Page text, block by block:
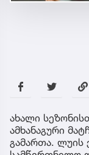
ახალი
ამხანაგური
გამართა. ლუის